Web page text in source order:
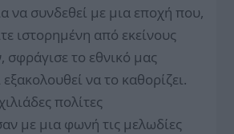
να συνδεθεί με μια εποχή που,
ιστορημένη από εκείνους
σφράγισε το εθνικό μας
να το καθορίζει.
πολίτες
με μια φωνή τις μελωδίες